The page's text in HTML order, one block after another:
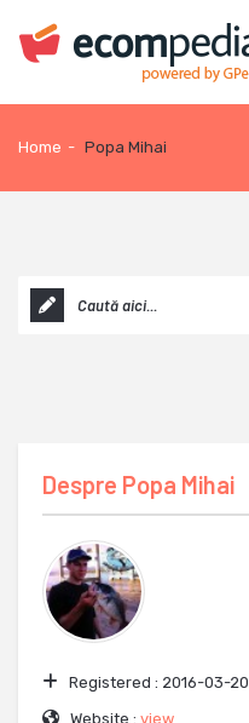
Home - Popa Mihai
Despre Popa Mihai
Registered : 2016-03-20
Website : view